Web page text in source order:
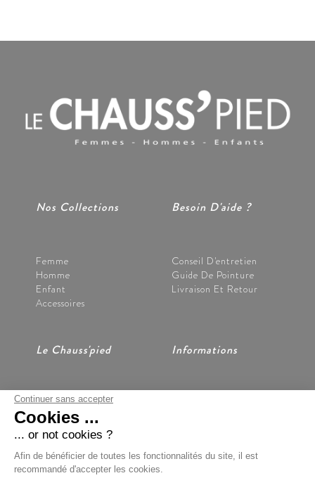
Nos Collections
Femme
Homme
Enfant
Accessoires
Besoin D'aide ?
Conseil D'entretien
Guide De Pointure
Livraison Et Retour
Le Chauss'pied
Nos Magasins
Notre Histoire
Nous Contacter
Informations
Continuer sans accepter
Cookies ...
... or not cookies ?
Afin de bénéficier de toutes les fonctionnalités du site, il est
recommandé d'accepter les cookies.